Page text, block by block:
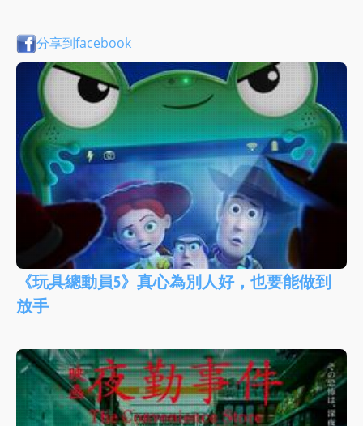
分享到facebook
《玩具總動員5》真心為別人好，也要能做到
放手